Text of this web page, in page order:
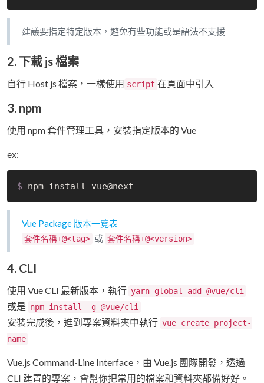
建議要指定特定版本，避免有些功能或是語法不支援
2. 下載 js 檔案
自行 Host js 檔案，一樣使用 script 在頁面中引入
3. npm
使用 npm 套件管理工具，安裝指定版本的 Vue
ex:
$ npm install vue@next
Vue Package 版本一覽表
套件名稱+@<tag> 或 套件名稱+@<version>
4. CLI
使用 Vue CLI 最新版本，執行 yarn global add @vue/cli
或是 npm install -g @vue/cli
安裝完成後，進到專案資料夾中執行 vue create project-
name
Vue.js Command-Line Interface，由 Vue.js 團隊開發，透過
CLI 建置的專案，會幫你把常用的檔案和資料夾都備好好。